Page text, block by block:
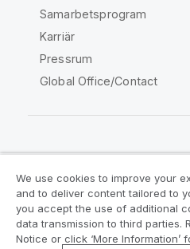
Samarbetsprogram
Karriär
Pressrum
Global Office/Contact
Juridiska avtal
Legal Policies
Legal
We use cookies to improve your
and to deliver content tailored to
you accept the use of additional
data transmission to third parties.
Notice or click ‘More